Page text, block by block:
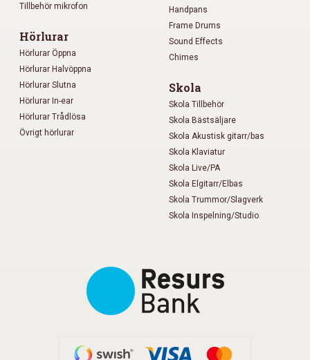
Tillbehör mikrofon
Hörlurar
Hörlurar Öppna
Hörlurar Halvöppna
Hörlurar Slutna
Hörlurar In-ear
Hörlurar Trådlösa
Övrigt hörlurar
Handpans
Frame Drums
Sound Effects
Chimes
Skola
Skola Tillbehör
Skola Bästsäljare
Skola Akustisk gitarr/bas
Skola Klaviatur
Skola Live/PA
Skola Elgitarr/Elbas
Skola Trummor/Slagverk
Skola Inspelning/Studio